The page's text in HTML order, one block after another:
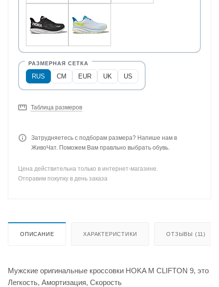
RUS CM EUR UK US
Таблица размеров
Затрудняетесь с подборам размера? Напише нам в
ЖивоЧат. Поможем Вам правльно выбрать обувь.
Цена действительна только в интернет-магазине.
Отправим покупку в день заказа
ОПИСАНИЕ ХАРАКТЕРИСТИКИ ОТЗЫВЫ (11)
Мужские оригинальные кроссовки HOKA M CLIFTON 9, это
Легкость, Амортизация, Скорость